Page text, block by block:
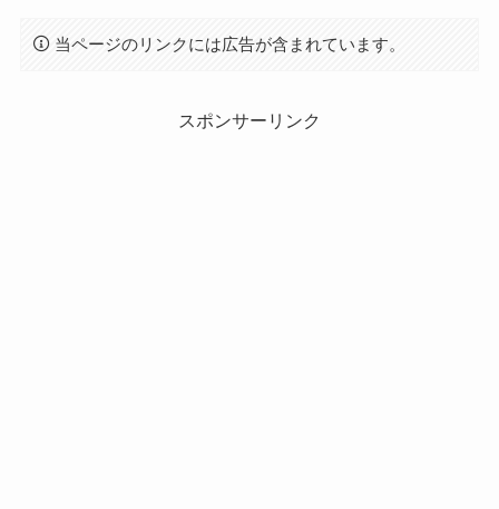
当ページのリンクには広告が含まれています。
スポンサーリンク